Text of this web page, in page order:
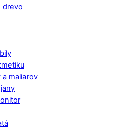
drevo
a maliarov